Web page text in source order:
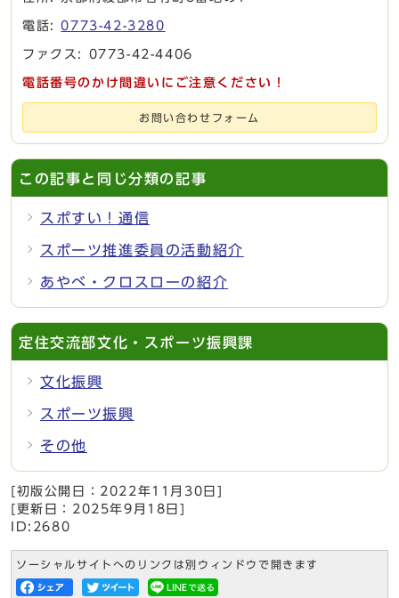
電話:0773-42-3280
ファクス: 0773-42-4406
電話番号のかけ間違いにご注意ください！
お問い合わせフォーム
この記事と同じ分類の記事
スポすい！通信
スポーツ推進委員の活動紹介
あやべ・クロスローの紹介
定住交流部文化・スポーツ振興課
文化振興
スポーツ振興
その他
[初版公開日： 2022年11月30日
[更新日： 2025年9月18日
ID:2680
ソーシャルサイトへのリンクは別ウィンドウで開きます